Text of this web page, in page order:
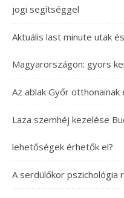
jogi segítséggel
Aktuális last minute utak
Magyarországon: gyors
Az ablak Győr
Laza szemhéj kezelése
lehetőségek érhetők el?
A serdülőkor pszichológia